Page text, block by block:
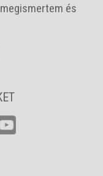
megismertem és